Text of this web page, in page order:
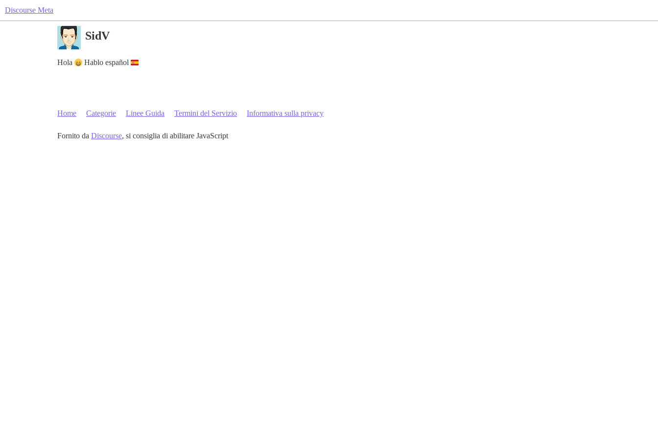
Discourse Meta
SidV
Hola Hablo español
Home Categorie Linee Guida Termini del Servizio Informativa sulla privacy
Fornito da Discourse, si consiglia di abilitare JavaScript